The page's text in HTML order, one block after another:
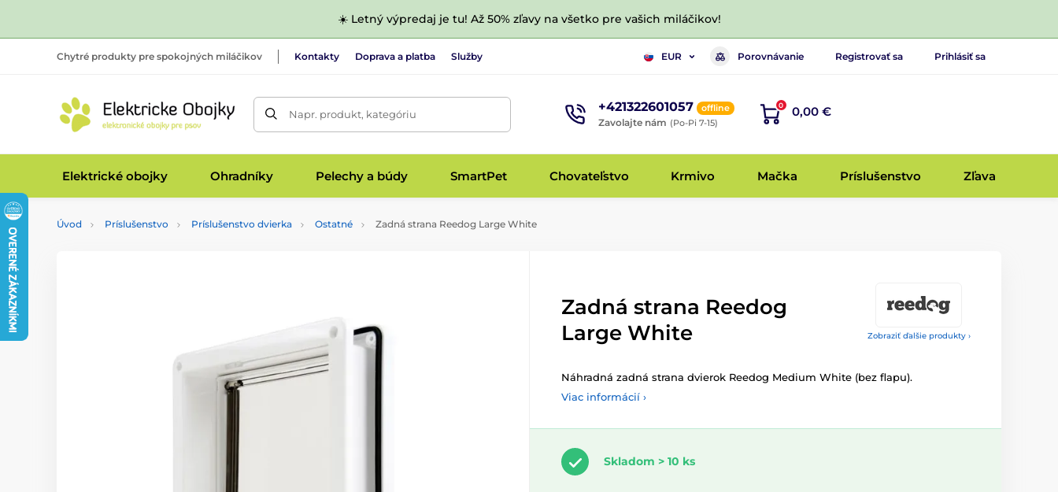
☀️ Letný výpredaj je tu! Až 50% zľavy na všetko pre vašich miláčikov!
Chytré produkty pre spokojných miláčikov Kontakty Doprava a platba Služby EUR Porovnávanie Registrovať sa Prihlásiť sa
Napr. produkt, kategóriu +421322601057 offline
Zavolajte nám (Po-Pi 7-15)
0 0,00 €
Elektrické obojky Ohradníky Pelechy a búdy SmartPet Chovateľstvo Krmivo Mačka Príslušenstvo Zľava
Úvod Príslušenstvo Príslušenstvo dvierka Ostatné Zadná strana Reedog Large White
Zobraziť ďalšie produkty ›
Zadná strana Reedog
Large White
Náhradná zadná strana dvierok Reedog Medium White (bez flapu).
Viac informácií ›
Skladom > 10 ks